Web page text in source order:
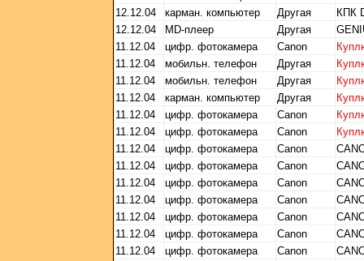
12.12.04
карман. компьютер Другая
КПК
12.12.04
MD-плеер Другая
11.12.04
цифр. фотокамера Canon
11.12.04
мобильн. телефон Другая
11.12.04
мобильн. телефон Другая
11.12.04
карман. компьютер Другая
11.12.04
цифр. фотокамера Canon
11.12.04
цифр. фотокамера Canon
11.12.04
цифр. фотокамера Canon
11.12.04
цифр. фотокамера Canon
11.12.04
цифр. фотокамера Canon
11.12.04
цифр. фотокамера Canon
11.12.04
цифр. фотокамера Canon
11.12.04
цифр. фотокамера Canon
11.12.04
цифр. фотокамера Canon